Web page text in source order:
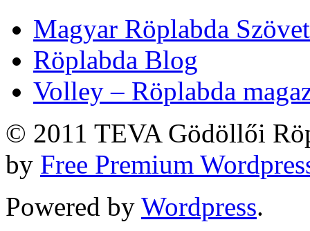
Magyar Röplabda
Röplabda Blog
Volley – Röplabda
© 2011 TEVA Gödöllői
by Free Premium
Powered by Wordpress.